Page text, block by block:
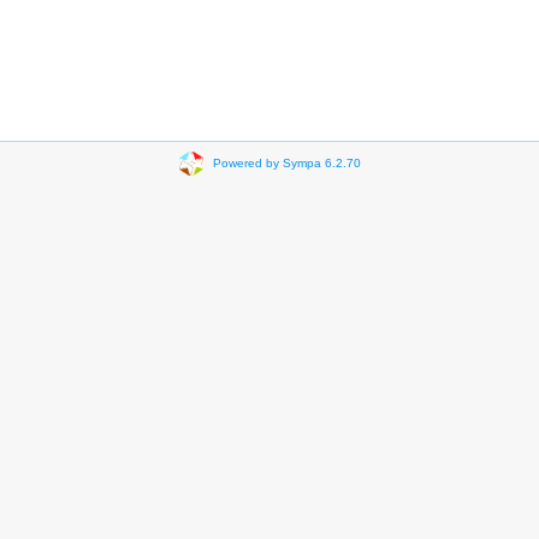
Powered by Sympa 6.2.70